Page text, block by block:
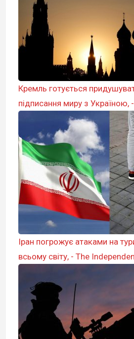
Кремль готується
підписання миру з Україною,
Іран погрожує атаками на
всьому світу, - The